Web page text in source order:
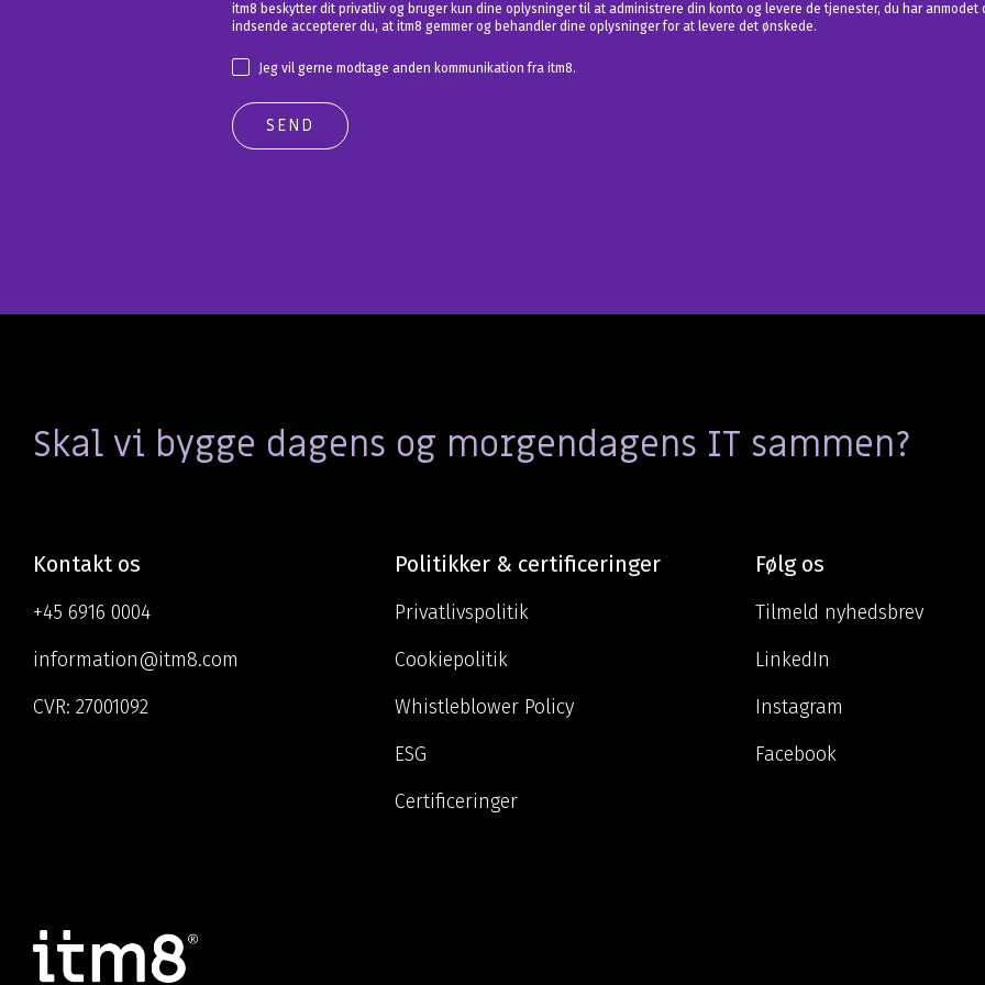
itm8 beskytter dit privatliv og bruger kun dine oplysninger til at administrere din konto og levere de tjenester, du har anmodet
indsende accepterer du, at itm8 gemmer og behandler dine oplysninger for at levere det ønskede.
Jeg vil gerne modtage anden kommunikation fra itm8.
Skal vi bygge dagens og morgendagens IT sammen?
Kontakt os
+45 6916 0004
information@itm8.com
CVR: 27001092
Politikker & certificeringer
Privatlivspolitik
Cookiepolitik
Whistleblower Policy
ESG
Certificeringer
Følg os
Tilmeld nyhedsbrev
LinkedIn
Instagram
Facebook